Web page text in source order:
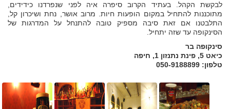
לבקשת הקהל. בעתיד הקרוב סיפרה איה לפני שנפרדנו כידידים,
מתוכננות להתחיל במקום הופעות חיות. מרוב אושר, נחת ושיכרון קל,
התלבטנו אם זאת סיבה מספיק טובה להתנחל על המדרגות של
הסינקופה עד שזה יתחיל.
סינקופה בר
כיאט 5, פינת נתנזון 1, חיפה
טלפון: 050-9188899